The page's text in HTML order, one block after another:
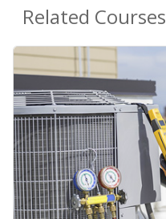
Related Courses